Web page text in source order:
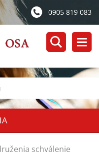
0905 819 083
schválenie